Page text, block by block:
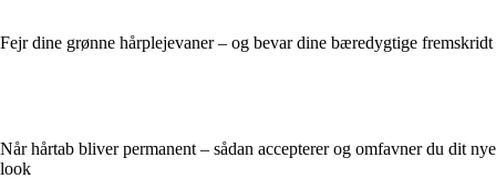
Fejr dine grønne hårplejevaner – og bevar dine bæredygtige fremskridt
Når hårtab bliver permanent – sådan accepterer og omfavner du dit nye
look